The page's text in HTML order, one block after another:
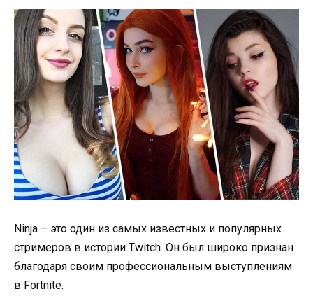
Ninja – это один из самых известных и популярных
стримеров в истории Twitch. Он был широко признан
благодаря своим профессиональным выступлениям
в Fortnite.